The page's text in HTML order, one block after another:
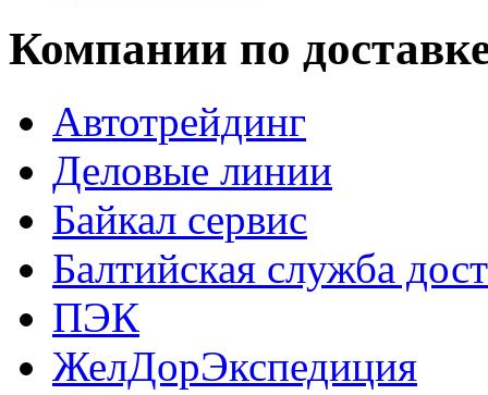
Компании по
Автотрейдинг
Деловые линии
Байкал сервис
Балтийская служба
ПЭК
ЖелДорЭкспедиция